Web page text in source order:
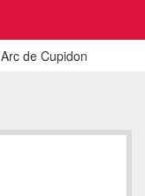
Arc de Cupidon